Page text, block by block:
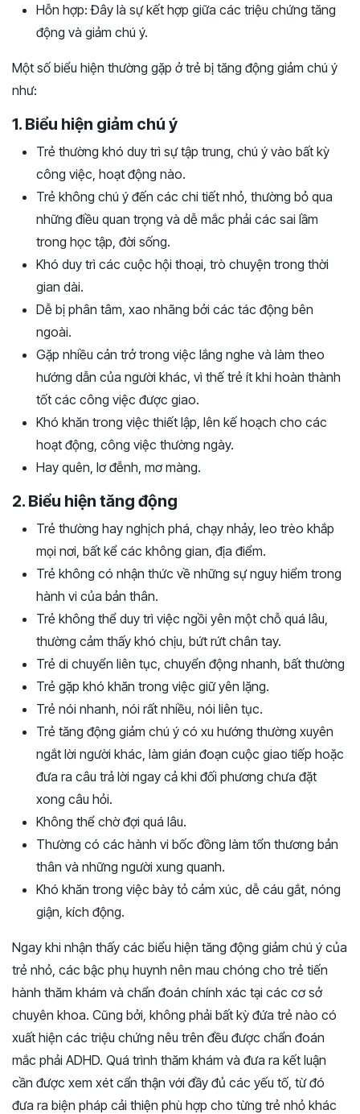
Hỗn hợp: Đây là sự kết hợp giữa các triệu chứng tăng
động và giảm chú ý.
Một số biểu hiện thường gặp ở trẻ bị tăng động giảm chú ý
như:
1. Biểu hiện giảm chú ý
Trẻ thường khó duy trì sự tập trung, chú ý vào bất kỳ
công việc, hoạt động nào.
Trẻ không chú ý đến các chi tiết nhỏ, thường bỏ qua
những điều quan trọng và dễ mắc phải các sai lầm
trong học tập, đời sống.
Khó duy trì các cuộc hội thoại, trò chuyện trong thời
gian dài.
Dễ bị phân tâm, xao nhãng bởi các tác động bên
ngoài.
Gặp nhiều cản trở trong việc lắng nghe và làm theo
hướng dẫn của người khác, vì thế trẻ ít khi hoàn thành
tốt các công việc được giao.
Khó khăn trong việc thiết lập, lên kế hoạch cho các
hoạt động, công việc thường ngày.
Hay quên, lơ đễnh, mơ màng.
2. Biểu hiện tăng động
Trẻ thường hay nghịch phá, chạy nhảy, leo trèo khắp
mọi nơi, bất kể các không gian, địa điểm.
Trẻ không có nhận thức về những sự nguy hiểm trong
hành vi của bản thân.
Trẻ không thể duy trì việc ngồi yên một chỗ quá lâu,
thường cảm thấy khó chịu, bứt rứt chân tay.
Trẻ di chuyển liên tục, chuyển động nhanh, bất thường
Trẻ gặp khó khăn trong việc giữ yên lặng.
Trẻ nói nhanh, nói rất nhiều, nói liên tục.
Trẻ tăng động giảm chú ý có xu hướng thường xuyên
ngắt lời người khác, làm gián đoạn cuộc giao tiếp hoặc
đưa ra câu trả lời ngay cả khi đối phương chưa đặt
xong câu hỏi.
Không thể chờ đợi quá lâu.
Thường có các hành vi bốc đồng làm tổn thương bản
thân và những người xung quanh.
Khó khăn trong việc bày tỏ cảm xúc, dễ cáu gắt, nóng
giận, kích động.
Ngay khi nhận thấy các biểu hiện tăng động giảm chú ý của
trẻ nhỏ, các bậc phụ huynh nên mau chóng cho trẻ tiến
hành thăm khám và chẩn đoán chính xác tại các cơ sở
chuyên khoa. Cũng bởi, không phải bất kỳ đứa trẻ nào có
xuất hiện các triệu chứng nêu trên đều được chẩn đoán
mắc phải ADHD. Quá trình thăm khám và đưa ra kết luận
cần được xem xét cẩn thận với đầy đủ các yếu tố, từ đó
đưa ra biện pháp cải thiện phù hợp cho từng trẻ nhỏ khác